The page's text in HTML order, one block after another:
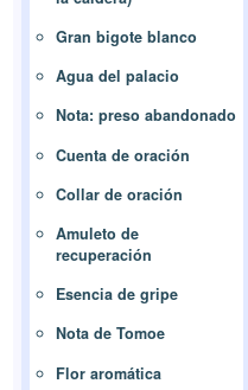
Gran bigote blanco
Agua del palacio
Nota: preso abandonado
Cuenta de oración
Collar de oración
Amuleto de
recuperación
Esencia de gripe
Nota de Tomoe
Flor aromática